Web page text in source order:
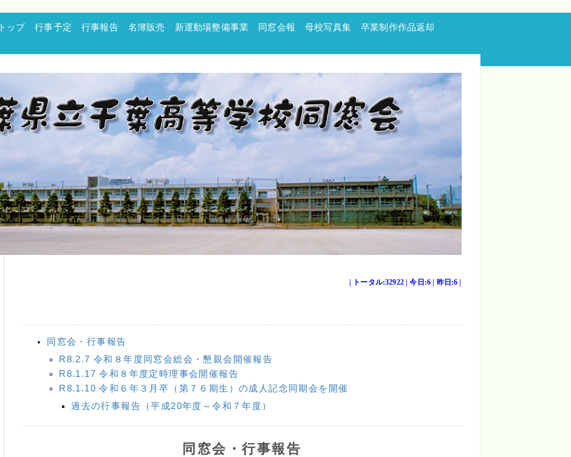
トップ 行事予定 行事報告 名簿販売 新運動場整備事業 同窓会報 母校写真集 卒業制作作品返却
| トータル:32922 | 今日:6 | 昨日:6 |
同窓会・行事報告
R8.2.7 令和８年度同窓会総会・懇親会開催報告
R8.1.17 令和８年度定時理事会開催報告
R8.1.10 令和６年３月卒（第７６期生）の成人記念同期会を開催
過去の行事報告（平成20年度～令和７年度）
同窓会・行事報告